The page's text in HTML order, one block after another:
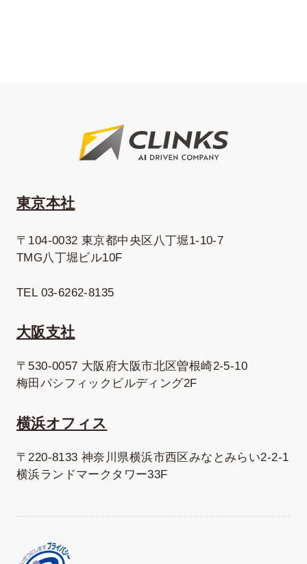
東京本社
〒104-0032 東京都中央区八丁堀1-10-7
TMG八丁堀ビル10F
TEL 03-6262-8135
大阪支社
〒530-0057 大阪府大阪市北区曽根崎2-5-10
梅田パシフィックビルディング2F
横浜オフィス
〒220-8133 神奈川県横浜市西区みなとみらい2-2-1
横浜ランドマークタワー33F